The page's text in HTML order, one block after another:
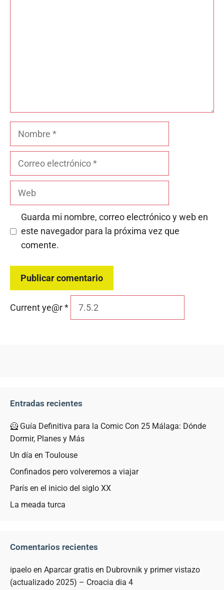
Nombre
Guarda mi nombre, correo electrónico y web en
este navegador para la próxima vez que
comente.
Current ye@r*
Entradas recientes
🦸 Guía Definitiva para la Comic Con 25 Málaga: Dónde
Dormir, Planes y Más
Un día en Toulouse
Confinados pero volveremos a viajar
París en el inicio del siglo XX
La meada turca
Comentarios recientes
ipaelo en Aparcar gratis en Dubrovnik y primer vistazo
(actualizado 2025) – Croacia dia 4